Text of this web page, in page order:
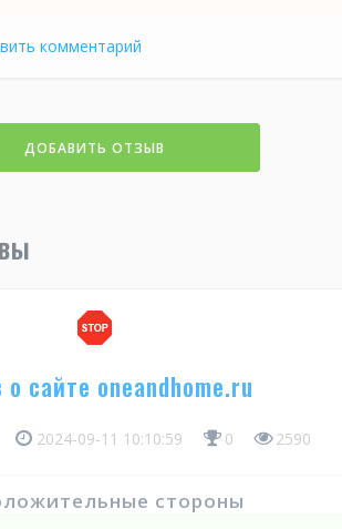
комментарий
ДОБАВИТЬ ОТЗЫВ
сайте oneandhome.ru
2024-09-11 10:10:59 0 2590
стороны